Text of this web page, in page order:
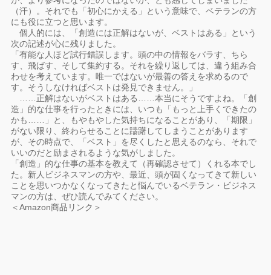
（汗）。それでも「初心にかえる」という意味で、ベテランの方
にも役に立つと思います。
個人的には、「創造には正解はないが、ベストはある」という
次の記述が心に残りました。
「有能な人ほど試行錯誤します。頭の中の情報をバラす、ちら
す、飛ばす、そして集約する。それを繰り返しては、違う組み合
わせを考えています。唯一ではないが最善の答えを求めるので
す。そうしなければベストは発見できません。」
……正解はないがベストはある……本当にそうですよね。「創
造」的な仕事を行ったときには、いつも「もっと上手くできたの
かも……」と、もやもやした気持ちになることがあり、「期限」
がない限り、終わらせることに躊躇してしまうことがあります
が、その時点で、「ベスト」を尽くしたと思えるのなら、それで
いいのだと励まされるような気がしました。
「創造」的な仕事の基本を教えて（再確認させて）くれる本でし
た。新人ビジネスマンの方や、最近、頭が固くなってきて新しい
ことを思いつかなくなってきたと悩んでいるベテラン・ビジネス
マンの方は、ぜひ読んでみてください。
＜Amazon商品リンク＞